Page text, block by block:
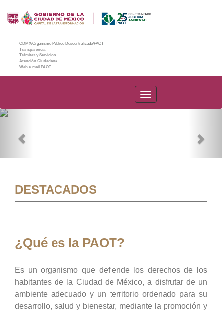
CDMX/Organismo Público Descentralizado/PAOT
Transparencia
Trámites y Servicios
Atención Ciudadana
Web e-mail PAOT
PAOT
DESTACADOS
¿Qué es la PAOT?
Es un organismo que defiende los derechos de los
habitantes de la Ciudad de México, a disfrutar de un
ambiente adecuado y un territorio ordenado para su
desarrollo, salud y bienestar, mediante la promoción y